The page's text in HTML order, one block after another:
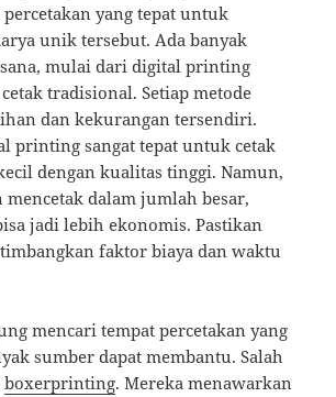
yang tepat untuk
unik tersebut. Ada banyak
mulai dari digital printing
tradisional. Setiap metode
dan kekurangan tersendiri.
printing sangat tepat untuk cetak
dengan kualitas tinggi. Namun,
dalam jumlah besar,
jadi lebih ekonomis. Pastikan
faktor biaya dan waktu
mencari tempat percetakan yang
sumber dapat membantu. Salah
boxerprinting. Mereka menawarkan